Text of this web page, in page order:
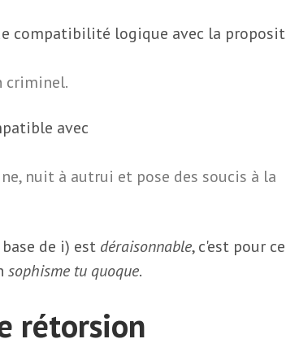
compatibilité logique avec la
criminel.
avec
nuit à autrui et pose des soucis à la
de i) est déraisonnable, c'est pour
sophisme tu quoque.
rétorsion